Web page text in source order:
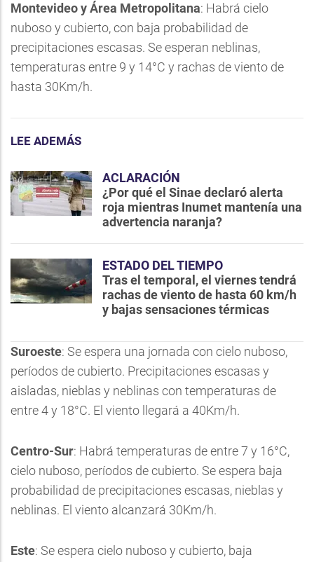
Montevideo y Área Metropolitana: Habrá cielo
nuboso y cubierto, con baja probabilidad de
precipitaciones escasas. Se esperan neblinas,
temperaturas entre 9 y 14°C y rachas de viento de
hasta 30Km/h.
LEE ADEMÁS
ACLARACIÓN
¿Por qué el Sinae declaró alerta
roja mientras Inumet mantenía una
advertencia naranja?
ESTADO DEL TIEMPO
Tras el temporal, el viernes tendrá
rachas de viento de hasta 60 km/h
y bajas sensaciones térmicas
Suroeste: Se espera una jornada con cielo nuboso,
períodos de cubierto. Precipitaciones escasas y
aisladas, nieblas y neblinas con temperaturas de
entre 4 y 18°C. El viento llegará a 40Km/h.
Centro-Sur: Habrá temperaturas de entre 7 y 16°C,
cielo nuboso, períodos de cubierto. Se espera baja
probabilidad de precipitaciones escasas, nieblas y
neblinas. El viento alcanzará 30Km/h.
Este: Se espera cielo nuboso y cubierto, baja